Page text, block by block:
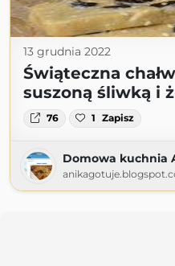
13 grudnia 2022
Świąteczna
suszoną śliwką i
76 1 Zapisz
Domowa kuchnia